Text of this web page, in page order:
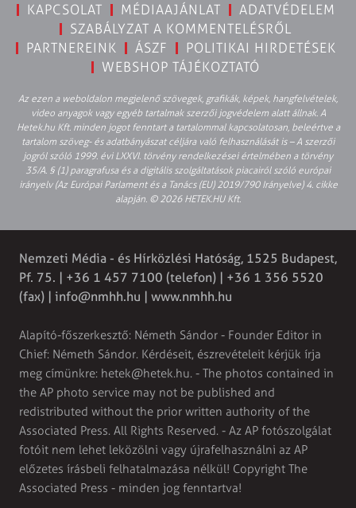
KAPCSOLAT MÉDIAAJÁNLAT
ADATVÉDELEM
SZABÁLYZAT A KOMMENTELÉSRŐL
PARTNEREINK
ÁSZF
POLITIKAI HIRDETÉSEK
WEBSHOP TÁJÉKOZTATÓ
Az ezen a weboldalon megjelenő szövegek, grafikák, képek, hangfelvételek,
video anyagok vagy egyéb tartalmak szerzői jogvédelem alatt állnak. A
Hetek.hu Kft. minden jogot fenntart a tartalommal kapcsolatosan, beleértve a
tartalom szöveg- és adatbányászat céljára való felhasználását is – A szerzői
jogról szóló 1999. évi LXXVI. törvény rendelkezései értelmében a törvény
35/A. § (1) paragrafusa és a digitális szolgáltatások piacairól szóló európai
irányelv (Az Európai Parlament és a Tanács (EU) 2019/790 Irányelve) 4. cikke
alapján. © 2026 HETEK.HU Kft.
Nemzeti Média - és Hírközlési Hatóság, 1525 Budapest,
Pf. 75. | +36 1 457 7100 (telefon) | +36 1 356 5520
(fax) | info@nmhh.hu | www.nmhh.hu
Alapító-főszerkesztő: Németh Sándor - Founder Editor in
Chief: Németh Sándor. Kérdéseit, észrevételeit kérjük írja
meg címünkre: hetek@hetek.hu. - The photos contained in
the AP photo service may not be published and
redistributed without the prior written authority of the
Associated Press. All Rights Reserved. - Az AP fotószolgálat
fotóit nem lehet leközölni vagy újrafelhasználni az AP
előzetes írásbeli felhatalmazása nélkül! Copyright The
Associated Press - minden jog fenntartva!